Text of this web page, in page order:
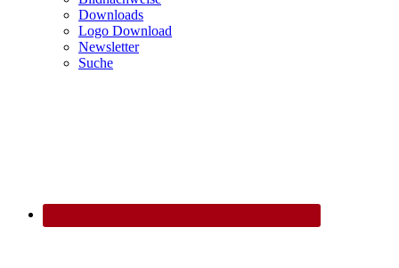
Downloads
Logo Download
Newsletter
Suche